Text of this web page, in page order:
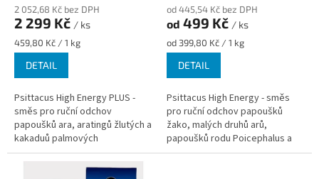
2 052,68 Kč bez DPH
2 299 Kč / ks
Měrná
cena:
459,80 Kč / 1 kg
DETAIL
Psittacus High Energy PLUS -
směs pro ruční odchov
papoušků ara, aratingů žlutých a
kakaduů palmových
od 445,54 Kč bez DPH
od 499 Kč / ks
Měrná
cena:
od 399,80 Kč / 1 kg
DETAIL
Psittacus High Energy - směs
pro ruční odchov papoušků
žako, malých druhů arů,
papoušků rodu Poicephalus a
některých arating.